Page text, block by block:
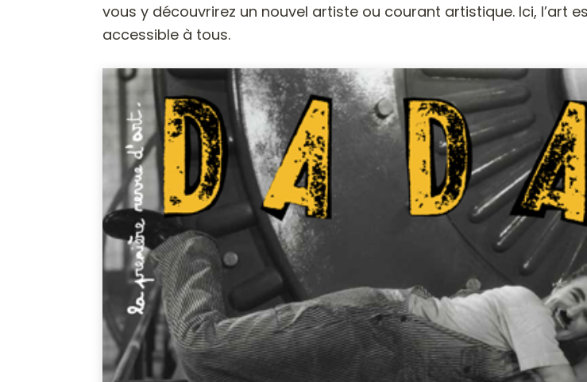
vous y découvrirez un nouvel artiste ou courant artistique. Ici, l’art
accessible à tous.